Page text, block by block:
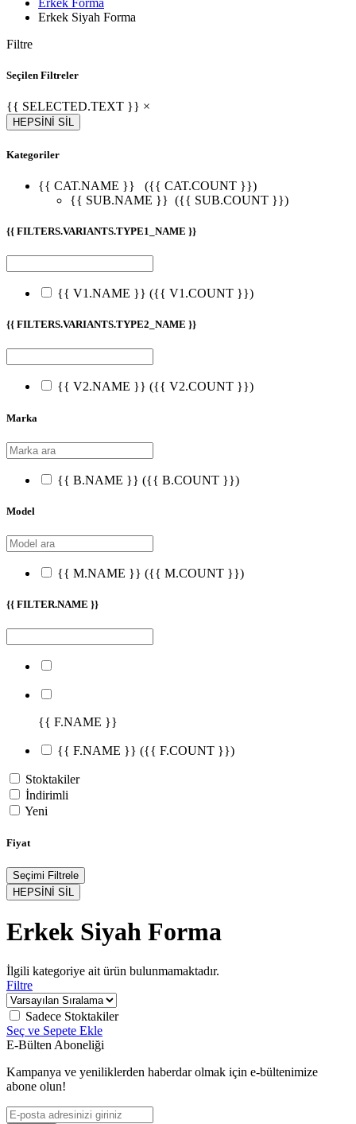
Erkek Forma
Erkek Siyah Forma
Filtre
Seçilen Filtreler
{{ SELECTED.TEXT }} ×
HEPSİNİ SİL
Kategoriler
{{ CAT.NAME }}
({{ CAT.COUNT }})
{{ SUB.NAME }} ({{ SUB.COUNT }})
{{ FILTERS.VARIANTS.TYPE1_NAME }}
{{ V1.NAME }} ({{ V1.COUNT }})
{{ FILTERS.VARIANTS.TYPE2_NAME }}
{{ V2.NAME }} ({{ V2.COUNT }})
Marka
{{ B.NAME }} ({{ B.COUNT }})
Model
{{ M.NAME }} ({{ M.COUNT }})
{{ FILTER.NAME }}
{{ F.NAME }}
{{ F.NAME }} ({{ F.COUNT }})
Stoktakiler
İndirimli
Yeni
Fiyat
Seçimi Filtrele
HEPSİNİ SİL
Erkek Siyah Forma
İlgili kategoriye ait ürün bulunmamaktadır.
Filtre
Sadece Stoktakiler
Seç ve Sepete Ekle
E-Bülten Aboneliği
Kampanya ve yeniliklerden haberdar olmak için e-bültenimize
abone olun!